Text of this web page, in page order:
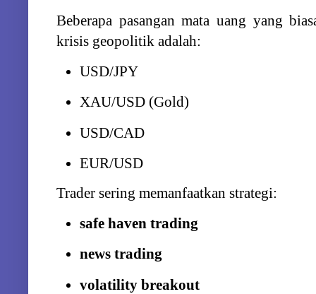
Beberapa pasanganmatauang yang
krisis geopolitik adalah:
USD/JPY
XAU/USD (Gold)
USD/CAD
EUR/USD
Trader sering memanfaatkan strategi:
safe haven trading
news trading
volatility breakout